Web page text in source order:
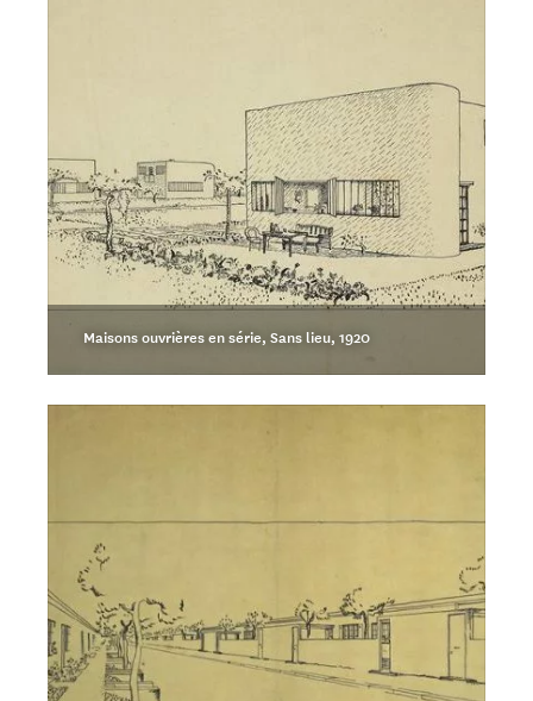
Maisons ouvrières en série, Sans lieu, 1920